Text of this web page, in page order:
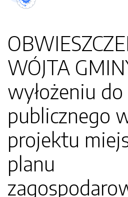
WÓJTA
wyłożeniu do
publicznego
projektu
planu